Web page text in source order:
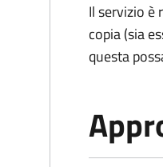
Il servizio
copia (sia
questa